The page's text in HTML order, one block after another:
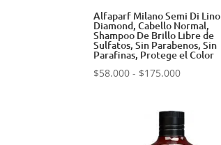
Alfaparf Milano Semi Di Lino
Diamond, Cabello Normal,
Shampoo De Brillo Libre de
Sulfatos, Sin Parabenos, Sin
Parafinas, Protege el Color
$58.000 - $175.000Rango
$58.000